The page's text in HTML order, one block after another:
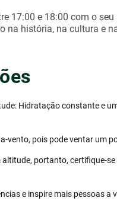
17:00 e 18:00 com o
na história, na cultura e
Hidratação constante e
vento, pois pode ventar um
altitude, portanto, certifique-
e inspire mais pessoas a